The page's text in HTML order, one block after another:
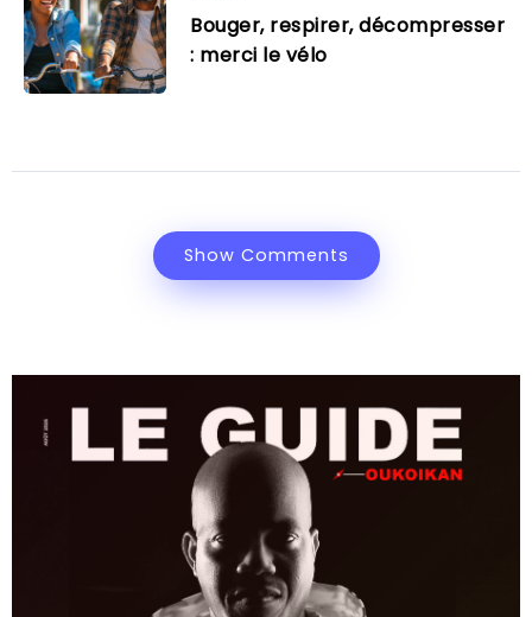
Bouger, respirer, décompresser
: merci le vélo
Show Comments